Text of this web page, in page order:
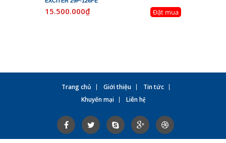
15.500.000₫ Đặt mua
Trang chủ Giới thiệu
Tin tức
Khuyến mại
Liên hệ